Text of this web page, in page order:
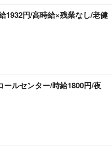
1932円/高時給×残業なし/老健
ルセンター/時給1800円/夜